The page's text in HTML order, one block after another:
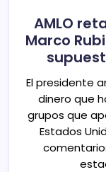
AMLO
Marco
El presidente
dinero que
grupos que
Estados